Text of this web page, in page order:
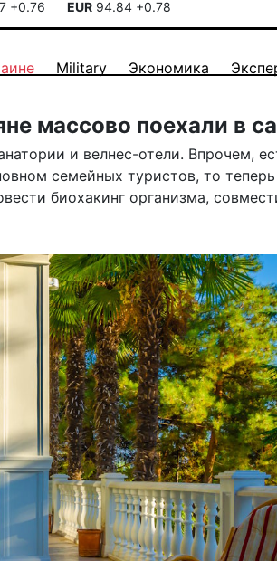
+0.76 EUR 94.84 +0.78
Military Экономика
массово поехали в
и велнес-отели. Впрочем,
семейных туристов, то
биохакинг организма,